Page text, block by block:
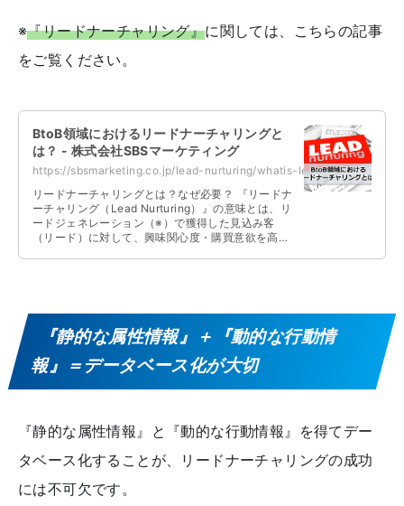
※『リードナーチャリング』に関しては、こちらの記事
をご覧ください。
BtoB領域におけるリードナーチャリングと
は？ - 株式会社SBSマーケティング
https://sbsmarketing.co.jp/lead-nurturing/whatis-lead-nurturing-2022-01/
リードナーチャリングとは？なぜ必要？ 『リードナ
ーチャリング（Lead Nurturing）』の意味とは、リ
ードジェネレーション（※）で獲得した見込み客
（リード）に対して、興味関心度・購買意欲を高め
『静的な属性情報』＋『動的な行動情
報』＝データベース化が大切
『静的な属性情報』と『動的な行動情報』を得てデー
タベース化することが、リードナーチャリングの成功
には不可欠です。